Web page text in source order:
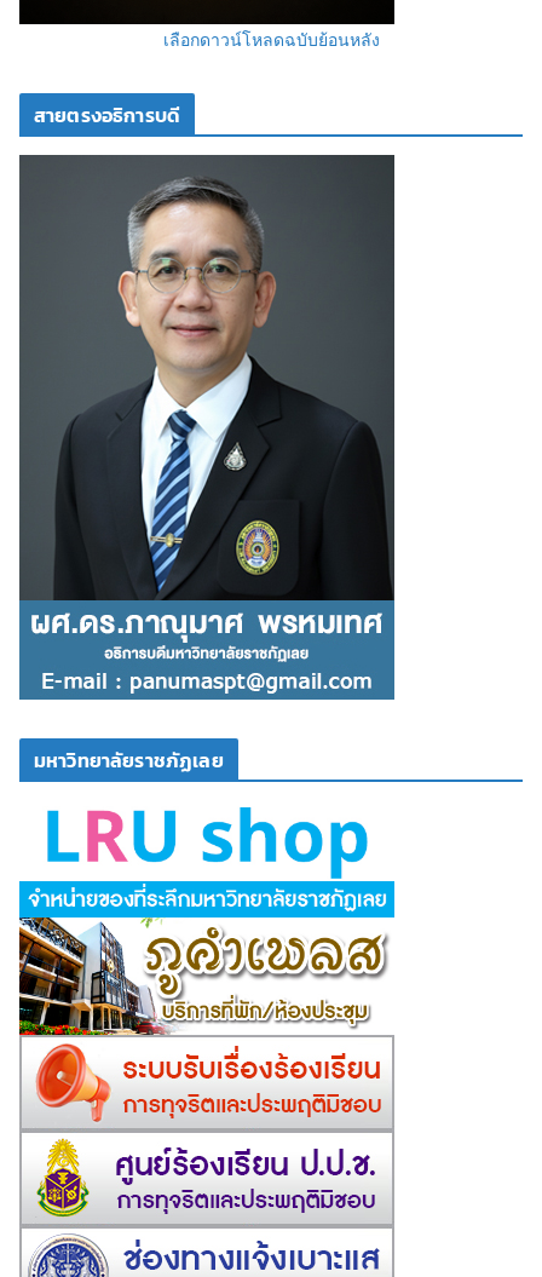
เลือกดาวน์โหลดฉบับย้อนหลัง
สายตรงอธิการบดี
มหาวิทยาลัยราชภัฏเลย